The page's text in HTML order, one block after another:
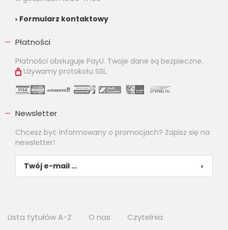
Formularz kontaktowy
Płatności
Płatności obsługuje PayU. Twoje dane są bezpieczne.
Używamy protokołu SSL.
Newsletter
Chcesz być informowany o promocjach? Zapisz się na
newsletter!
Lista tytułów A-Z O nas Czytelnia